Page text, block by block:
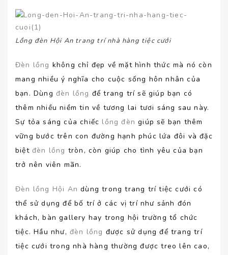
Lồng đèn Hội An trang trí nhà hàng tiệc cưới
Đèn lồng không chỉ đẹp về mặt hình thức mà nó còn
mang nhiều ý nghĩa cho cuộc sống hôn nhân của
bạn. Dùng đèn lồng để trang trí sẽ giúp bạn có
thêm nhiều niềm tin về tương lai tươi sáng sau này.
Sự tỏa sáng của chiếc lồng đèn giúp sẽ bạn thêm
vững bước trên con đường hạnh phúc lứa đôi và đặc
biệt đèn lồng tròn, còn giúp cho tình yêu của bạn
trở nên viên mãn.
Đèn lồng Hội An dùng trong trang trí tiệc cưới có
thể sử dụng để bố trí ở các vị trí như sảnh đón
khách, bàn gallery hay trong hội trường tổ chức
tiệc. Hầu như, đèn lồng được sử dụng để trang trí
tiệc cưới trong nhà hàng thường được treo lên cao,